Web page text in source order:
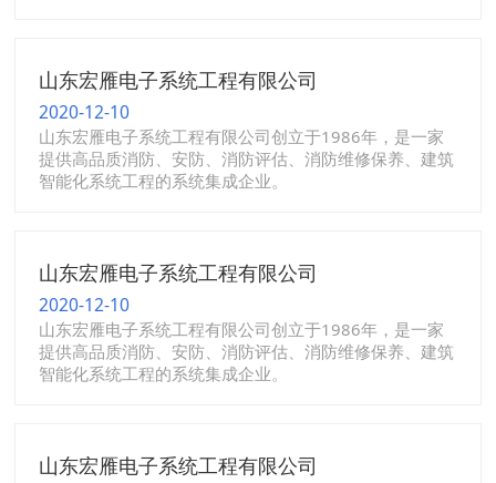
山东宏雁电子系统工程有限公司
2020-12-10
山东宏雁电子系统工程有限公司创立于1986年，是一家
提供高品质消防、安防、消防评估、消防维修保养、建筑
智能化系统工程的系统集成企业。
山东宏雁电子系统工程有限公司
2020-12-10
山东宏雁电子系统工程有限公司创立于1986年，是一家
提供高品质消防、安防、消防评估、消防维修保养、建筑
智能化系统工程的系统集成企业。
山东宏雁电子系统工程有限公司